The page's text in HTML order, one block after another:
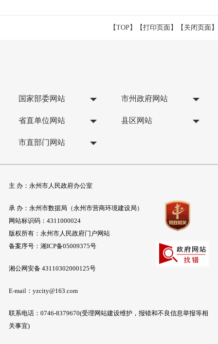
【TOP】 【打印页面】【 关闭页面】
国家部委网站 市州政府网站
省直单位网站 县区网站
市直部门网站
主 办：永州市人民政府办公室
承 办：永州市数据局（永州市营商环境建设局）
网站标识码：4311000024
版权所有：永州市人民政府门户网站
备案序号： 湘ICP备05009375号
湘公网安备 43110302000125号
E-mail：yzcity@163.com
联系电话：0746-8379670(受理网站建设维护，报错和不良信息举报等相
关事宜)